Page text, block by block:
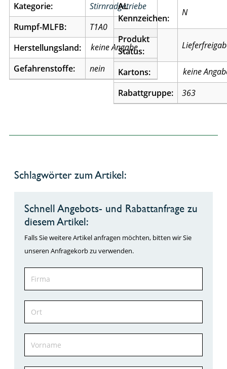
Kategorie:
Stirnradgetriebe
Rumpf-MLFB:
T1A0
Herstellungsland:
Gefahrenstoffe:
nein
AL
Kennzeichen:
N
Produkt
Status:
Kartons:
Rabattgruppe:
363
Schlagwörter zum Artikel:
Schnell Angebots- und Rabattanfrage zu
diesem Artikel:
Falls Sie weitere Artikel anfragen möchten, bitten wir Sie
unseren Anfragekorb zu verwenden.